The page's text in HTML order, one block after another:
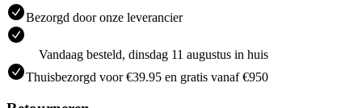
Bezorgd door onze leverancier
Vandaag besteld, dinsdag 11 augustus in huis
Thuisbezorgd voor €39.95 en gratis vanaf €950